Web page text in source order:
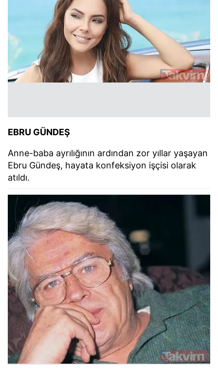
EBRU GÜNDEŞ
Anne-baba ayrılığının ardından zor yıllar yaşayan
Ebru Gündeş, hayata konfeksiyon işçisi olarak
atıldı.